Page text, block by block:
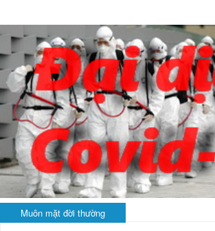
Muôn mặt đời thường